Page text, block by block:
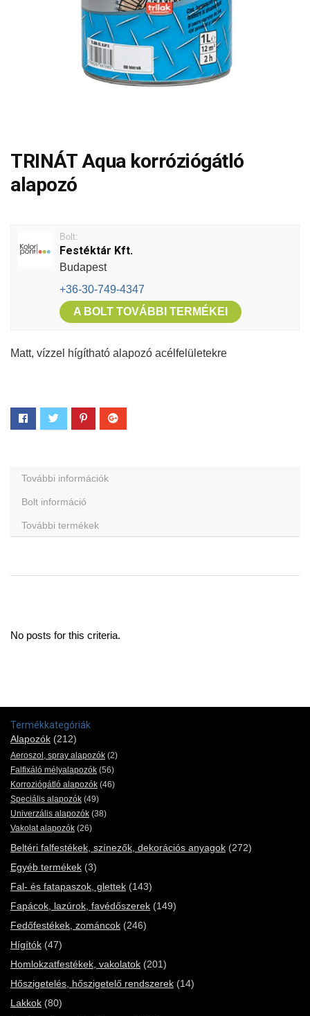
TRINÁT Aqua korróziógátló
alapozó
Bolt:
Festéktár Kft.
Budapest
+36-30-749-4347
A BOLT TOVÁBBI TERMÉKEI
Matt, vízzel hígítható alapozó acélfelületekre
További információk
Bolt információ
További termékek
No posts for this criteria.
Termékkategóriák
Alapozók (212)
Aeroszol, spray alapozók (2)
Falfixáló mélyalapozók (56)
Korroziógátló alapozók (46)
Speciális alapozók (49)
Univerzális alapozók (38)
Vakolat alapozók (26)
Beltéri falfestékek, színezők, dekorációs anyagok (272)
Egyéb termékek (3)
Fal- és fatapaszok, glettek (143)
Fapácok, lazúrok, favédőszerek (149)
Fedőfestékek, zománcok (246)
Hígítók (47)
Homlokzatfestékek, vakolatok (201)
Hőszigetelés, hőszigetelő rendszerek (14)
Lakkok (80)